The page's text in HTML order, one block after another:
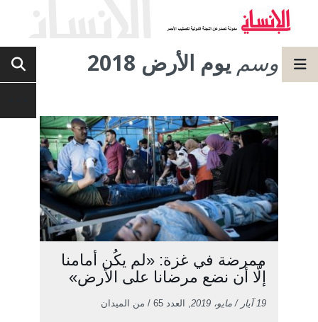
وسم يوم الأرض 2018
ممرضة في غزة: «لم يكُن أمامنا
إلَّا أن نضع مرضانا على الأرض»
19 آيار / مايو، 2019 , العدد 65 / من الميدان